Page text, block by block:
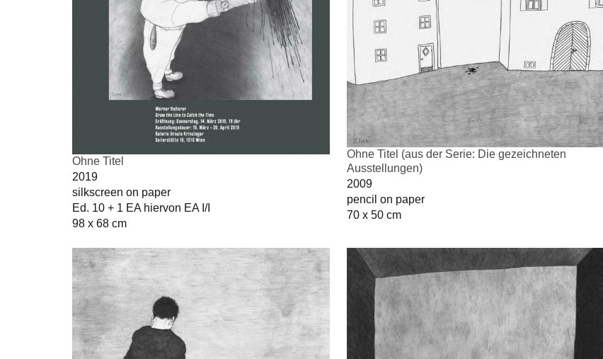
Ohne Titel
2019
silkscreen on paper
Ed. 10 + 1 EA hiervon EA I/I
98 x 68 cm
Ohne Titel (aus der Serie: Die gezeichneten
Ausstellungen)
2009
pencil on paper
70 x 50 cm